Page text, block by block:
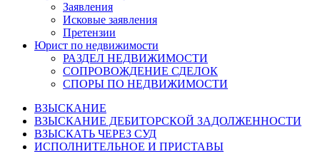
Заявления
Исковые заявления
Претензии
Юрист по недвижимости
РАЗДЕЛ НЕДВИЖИМОСТИ
СОПРОВОЖДЕНИЕ СДЕЛОК
СПОРЫ ПО НЕДВИЖИМОСТИ
ВЗЫСКАНИЕ
ВЗЫСКАНИЕ ДЕБИТОРСКОЙ ЗАДОЛЖЕННОСТИ
ВЗЫСКАТЬ ЧЕРЕЗ СУД
ИСПОЛНИТЕЛЬНОЕ И ПРИСТАВЫ